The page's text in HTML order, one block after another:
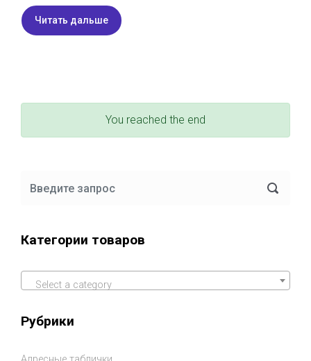
Читать дальше
You reached the end
Категории товаров
Select a category
Рубрики